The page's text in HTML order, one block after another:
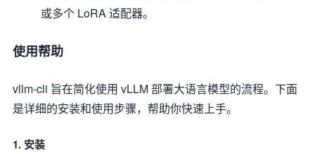
或多个 LoRA 适配器。
使用帮助
vllm-cli 旨在简化使用 vLLM 部署大语言模型的流程。下面
是详细的安装和使用步骤，帮助你快速上手。
1. 安装